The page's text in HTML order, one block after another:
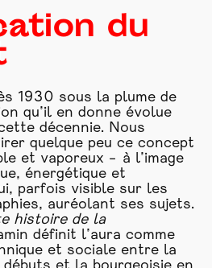
du
1930 sous la plume de
qu’il en donne évolue
décennie. Nous
quelque peu ce concept
et vaporeux – à l’image
énergétique et
parfois visible sur les
auréolant ses sujets.
histoire de la
définit l’aura comme
et sociale entre la